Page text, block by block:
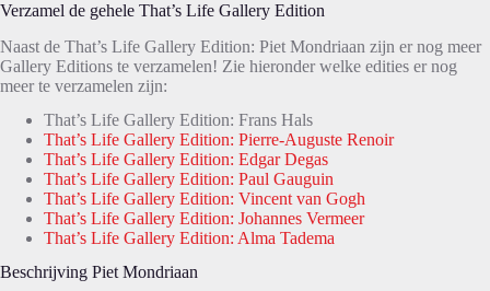
Verzamel de gehele That’s Life Gallery Edition
Naast de That’s Life Gallery Edition: Piet Mondriaan zijn er nog meer
Gallery Editions te verzamelen! Zie hieronder welke edities er nog
meer te verzamelen zijn:
That’s Life Gallery Edition: Frans Hals
That’s Life Gallery Edition: Pierre-Auguste Renoir
That’s Life Gallery Edition: Edgar Degas
That’s Life Gallery Edition: Paul Gauguin
That’s Life Gallery Edition: Vincent van Gogh
That’s Life Gallery Edition: Johannes Vermeer
That’s Life Gallery Edition: Alma Tadema
Beschrijving Piet Mondriaan